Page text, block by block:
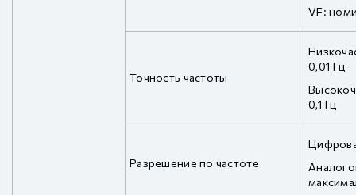
VF:
Точность частоты
0,01 Гц
0,1 Гц
Разрешение по частоте